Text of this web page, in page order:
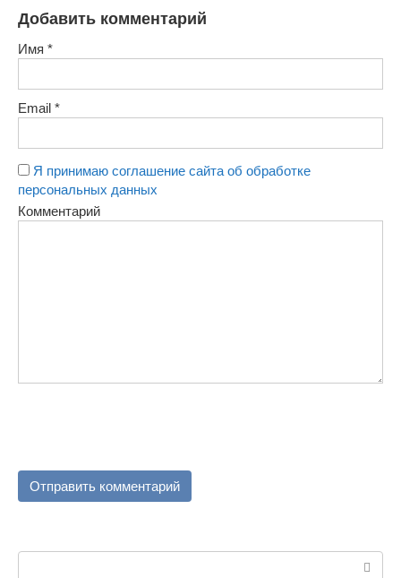
Добавить комментарий
Имя *
Email *
Я принимаю соглашение сайта об обработке
персональных данных
Комментарий